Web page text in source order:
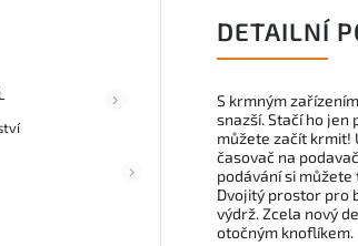
DETAILNÍ
S krmným
snazší. Stačí ho jen
můžete začít krmit!
časovač na
podávání si
Dvojitý prostor pro
výdrž. Zcela nový
otočným knoflíkem.